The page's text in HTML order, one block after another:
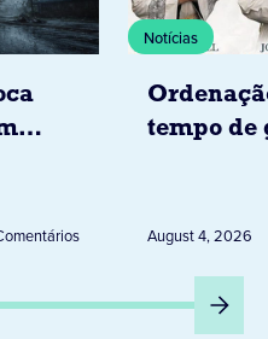
Notícias
tempo de
August 4, 2026